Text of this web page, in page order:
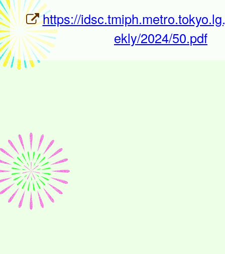
https://
ekly/2024/50.pdf